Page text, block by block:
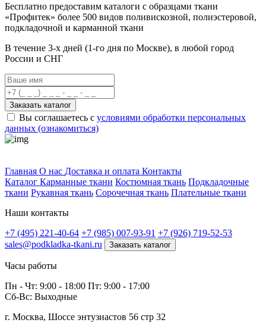
Бесплатно предоставим каталоги с образцами ткани
«Профитек» более 500 видов поливискозной, полиэстеровой,
подкладочной и карманной ткани
В течение 3-х дней (1-го дня по Москве), в любой город
России и СНГ
Заказать каталог
Вы соглашаетесь с условиями обработки персональных
данных (ознакомиться)
Главная О нас Доставка и оплата Контакты
Каталог Карманные ткани Костюмная ткань Подкладочные
ткани Рукавная ткань Сорочечная ткань Плательные ткани
Наши контакты
+7 (495) 221-40-64 +7 (985) 007-93-91 +7 (926) 719-52-53
sales@podkladka-tkani.ru
Заказать каталог
Часы работы
Пн - Чт: 9:00 - 18:00 Пт: 9:00 - 17:00
Сб-Вс: Выходные
г. Москва, Шоссе энтузиастов 56 стр 32